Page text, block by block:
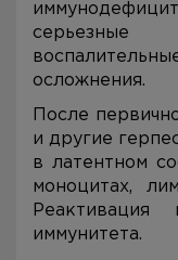
осложнения.
После
и другие
в латентном
моноцитах,
иммунитета.